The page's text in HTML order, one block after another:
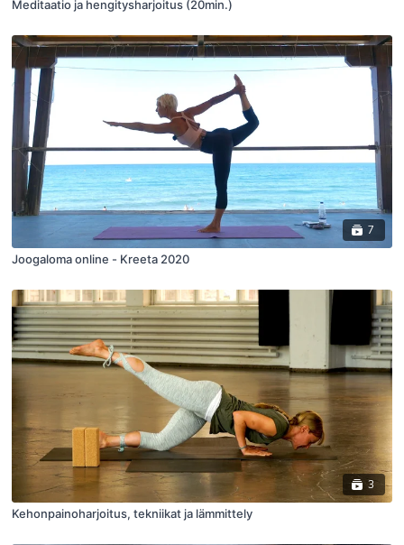
Meditaatio ja hengitysharjoitus (20min.)
7
Joogaloma online - Kreeta 2020
3
Kehonpainoharjoitus, tekniikat ja lämmittely